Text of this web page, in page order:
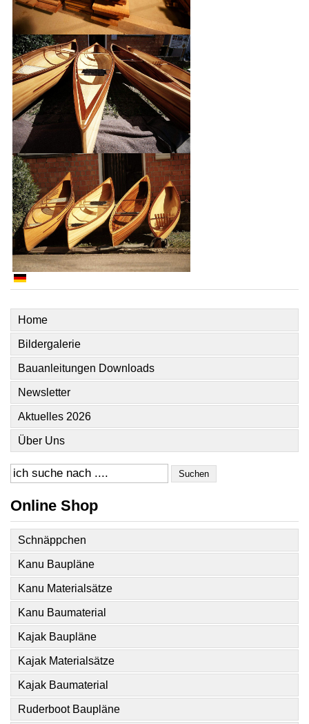
Home
Bildergalerie
Bauanleitungen Downloads
Newsletter
Aktuelles 2026
Über Uns
Suchen
Online Shop
Schnäppchen
Kanu Baupläne
Kanu Materialsätze
Kanu Baumaterial
Kajak Baupläne
Kajak Materialsätze
Kajak Baumaterial
Ruderboot Baupläne